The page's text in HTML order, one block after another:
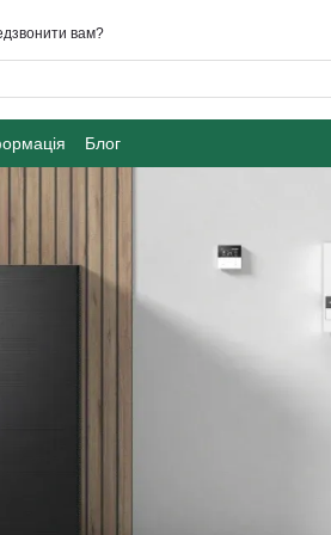
вам?
Блог